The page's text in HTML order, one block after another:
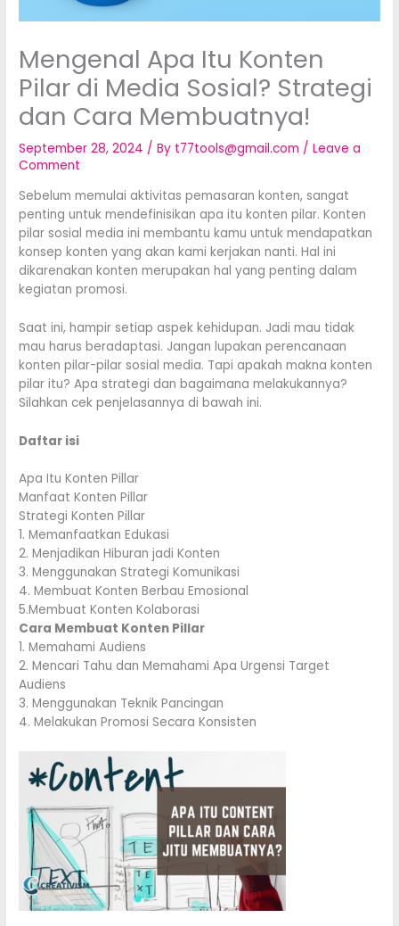
Mengenal Apa Itu Konten
Pilar di Media Sosial? Strategi
dan Cara Membuatnya!
September 28, 2024 / By t77tools@gmail.com /Leave a
Comment
Sebelum memulai aktivitas pemasaran konten, sangat
penting untuk mendefinisikan apa itu konten pilar. Konten
pilar sosial media ini membantu kamu untuk mendapatkan
konsep konten yang akan kami kerjakan nanti. Hal ini
dikarenakan konten merupakan hal yang penting dalam
kegiatan promosi.
Saat ini, hampir setiap aspek kehidupan. Jadi mau tidak
mau harus beradaptasi. Jangan lupakan perencanaan
konten pilar-pilar sosial media. Tapi apakah makna konten
pilar itu? Apa strategi dan bagaimana melakukannya?
Silahkan cek penjelasannya di bawah ini.
Daftar isi
Apa Itu Konten Pillar
Manfaat Konten Pillar
Strategi Konten Pillar
1. Memanfaatkan Edukasi
2. Menjadikan Hiburan jadi Konten
3. Menggunakan Strategi Komunikasi
4. Membuat Konten Berbau Emosional
5.Membuat Konten Kolaborasi
Cara Membuat Konten Pillar
1. Memahami Audiens
2. Mencari Tahu dan Memahami Apa Urgensi Target
Audiens
3. Menggunakan Teknik Pancingan
4. Melakukan Promosi Secara Konsisten